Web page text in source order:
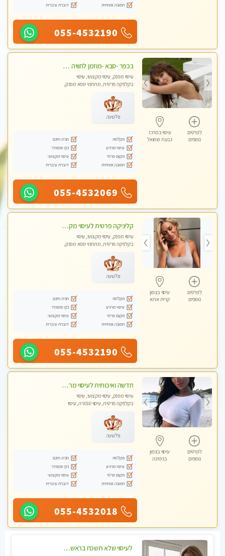
תמונה אמיתית
דוברת עיברית
055-4532190
לפרטים
נוספים
עיסוי במרכז
גבעת שמואל
בכפר -סבא -מוזמן לחוויה בלתי נשכחת!!!עיסוי מפנק ביותר מומלץ לחלוטין!!!
עיסוי מפנק, עיסוי מקצועי, עיסוי
בקלניקה פרטית, מתחמי ספא מפנק,
לנשים בלבד
פלטינה
מקלחת
חניה חינם
עיסוי מרגיע
נקי ומסודר
מקום פרטי
עיסוי מקצועי
תמונה אמיתית
דוברת עיברית
055-4532069
לפרטים
נוספים
עיסוי בצפון
קרית אתא
קליניקה פרטית לעיסוי מקצועי ואלטרנטיבי ברמה גבוהה VIP תתקשר ..... highly recommended..new in the city
עיסוי מפנק, עיסוי מקצועי, עיסוי
בקלניקה פרטית, מתחמי ספא מפנק,
טנטרה, עיסוי מגבר לגבר, עיסוי מגבר
לאישה
פלטינה
מקלחת
חניה חינם
עיסוי מרגיע
נקי ומסודר
מקום פרטי
עיסוי מקצועי
תמונה אמיתית
דוברת עיברית
055-4532190
לפרטים
נוספים
עיסוי בצפון
בנימינה
חדשה ואיכותית לעיסוי מרגיע ומפנק VIP-מומלץ לחלוטין! פרטי! ​​​​​​ Highly recommended
עיסוי מפנק, עיסוי מקצועי, עיסוי
בקלניקה פרטית, עיסוי טנטרה, עיסוי
פלטינה
מקלחת
חניה חינם
עיסוי מרגיע
נקי ומסודר
מקום פרטי
עיסוי מקצועי
תמונה אמיתית
דוברת עיברית
055-4532018
לעיסוי שלא תשכח בראשון לציון